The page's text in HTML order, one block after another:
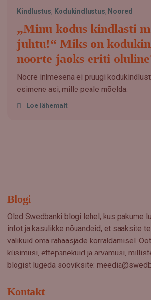
Kindlustus, Kodukindlustus, Noored
„Minu kodus kindlasti
juhtu!“ Miks on
noorte jaoks eriti
Noore inimesena ei pruugi
esimene asi, mille peale mõelda.
Loe lähemalt
Blogi
Oled Swedbanki blogi lehel, kus pakume
infot ja kasulikke nõuandeid, et saaksite
valikuid oma rahaasjade korraldamisel.
küsimusi, ettepanekuid ja arvamusi,
blogist lugeda sooviksite:
Kontakt